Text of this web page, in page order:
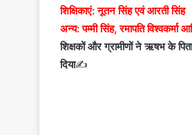
शिक्षिकाएं: नूतन सिंह एवं आरती सिंह
अन्य: पम्मी सिंह, रमापति विश्वकर्मा
शिक्षकों और ग्रामीणों ने ऋषभ के
दिया✍️